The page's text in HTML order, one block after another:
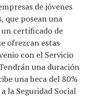
de jóvenes
que posean una
certificado de
ofrezcan estas
con el Servicio
una duración
una beca del 80%
la Seguridad Social